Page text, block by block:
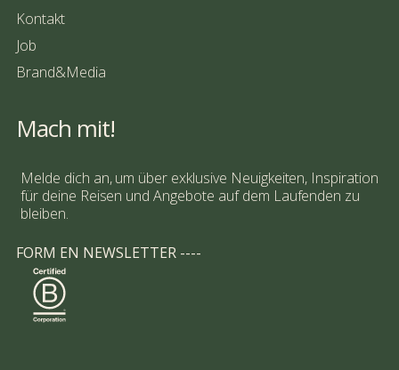
Kontakt
Job
Brand&Media
Mach mit!
Melde dich an, um über exklusive Neuigkeiten, Inspiration
für deine Reisen und Angebote auf dem Laufenden zu
bleiben.
FORM EN NEWSLETTER ----